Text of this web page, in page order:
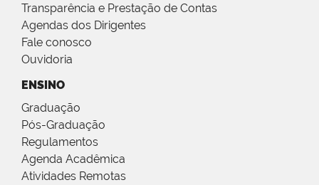
Transparência e Prestação de Contas
Agendas dos Dirigentes
Fale conosco
Ouvidoria
ENSINO
Graduação
Pós-Graduação
Regulamentos
Agenda Acadêmica
Atividades Remotas